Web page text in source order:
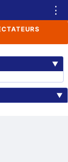
⋮
▼
▼